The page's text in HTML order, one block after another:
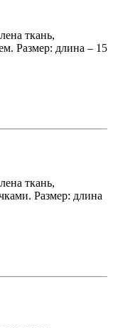
ткань,
Размер: длина – 15
ткань,
Размер: длина